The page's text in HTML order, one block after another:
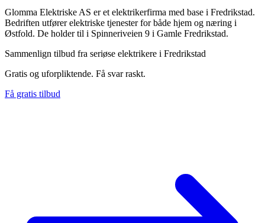
Glomma Elektriske AS er et elektrikerfirma med base i Fredrikstad.
Bedriften utfører elektriske tjenester for både hjem og næring i
Østfold. De holder til i Spinneriveien 9 i Gamle Fredrikstad.
Sammenlign tilbud fra seriøse elektrikere i Fredrikstad
Gratis og uforpliktende. Få svar raskt.
Få gratis tilbud